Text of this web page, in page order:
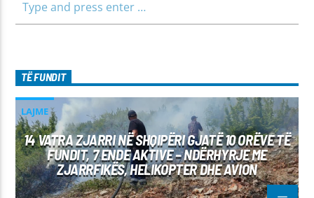
TË FUNDIT
LAJME
14 VATRA ZJARRI NË SHQIPËRI GJATË 10 ORËVE TË
FUNDIT, 7 ENDE AKTIVE – NDËRHYRJE ME
ZJARRFIKËS, HELIKOPTER DHE AVION